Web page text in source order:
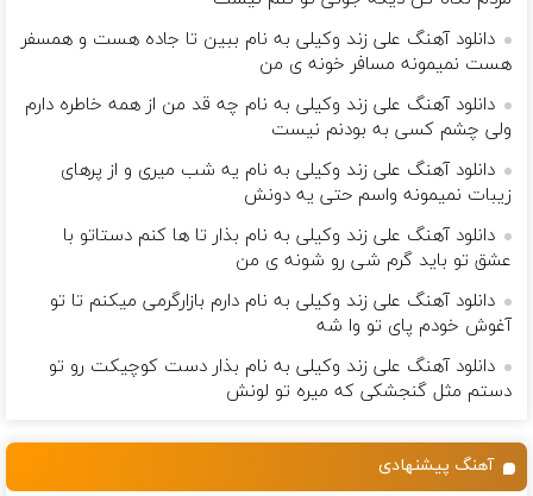
دانلود آهنگ علی زند وکیلی به نام ببین تا جاده هست و همسفر
هست نمیمونه مسافر خونه ی من
دانلود آهنگ علی زند وکیلی به نام چه قد من از همه خاطره دارم
ولی چشم كسی به بودنم نیست
دانلود آهنگ علی زند وکیلی به نام یه شب میرى و از پرهای
زيبات نمیمونه واسم حتی یه دونش
دانلود آهنگ علی زند وکیلی به نام بذار تا ها كنم دستاتو با
عشق تو باید گرم شی رو شونه ى من
دانلود آهنگ علی زند وکیلی به نام دارم بازارگرمی میكنم تا تو
آغوش خودم پای تو وا شه
دانلود آهنگ علی زند وکیلی به نام بذار دست كوچیكت رو تو
دستم مثل گنجشكی كه میره تو لونش
آهنگ پیشنهادی